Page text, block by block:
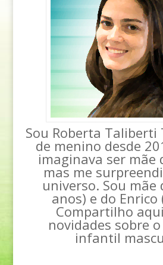
Sou Roberta Taliberti
de menino desde
imaginava ser mãe
mas me
universo. Sou mãe
anos) e do Enrico
Compartilho
novidades sobre
infantil